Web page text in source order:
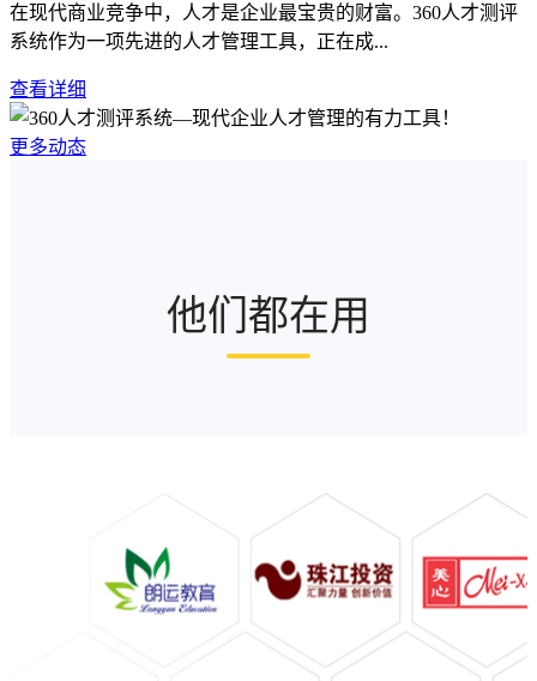
在现代商业竞争中，人才是企业最宝贵的财富。360人才测评
系统作为一项先进的人才管理工具，正在成...
查看详细
更多动态
他们都在用